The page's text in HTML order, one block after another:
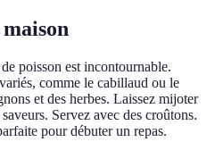
maison
poisson est incontournable.
comme le cabillaud ou le
et des herbes. Laissez mijoter
Servez avec des croûtons.
pour débuter un repas.